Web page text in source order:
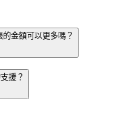
金額可以更多嗎？
援？